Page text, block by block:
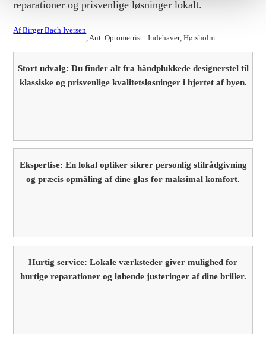
reparationer og prisvenlige løsninger lokalt.
Af Birger Bach Iversen
, Aut. Optometrist | Indehaver, Hørsholm
Stort udvalg: Du finder alt fra håndplukkede designerstel til
klassiske og prisvenlige kvalitetsløsninger i hjertet af byen.
Ekspertise: En lokal optiker sikrer personlig stilrådgivning
og præcis opmåling af dine glas for maksimal komfort.
Hurtig service: Lokale værksteder giver mulighed for
hurtige reparationer og løbende justeringer af dine briller.